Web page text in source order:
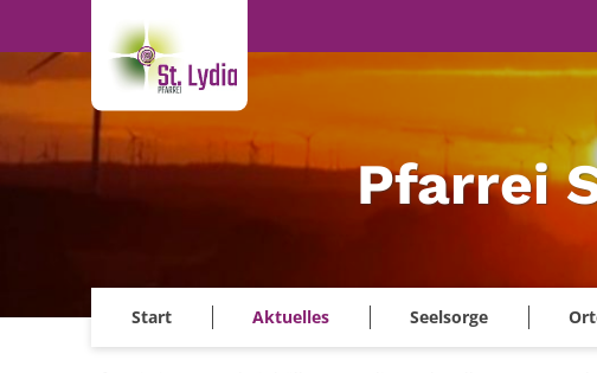
Pfarrei
Start Aktuelles Seelsorge